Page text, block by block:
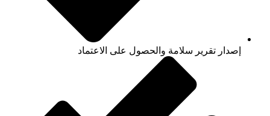
إصدار تقرير سلامة والحصول على الاعتماد